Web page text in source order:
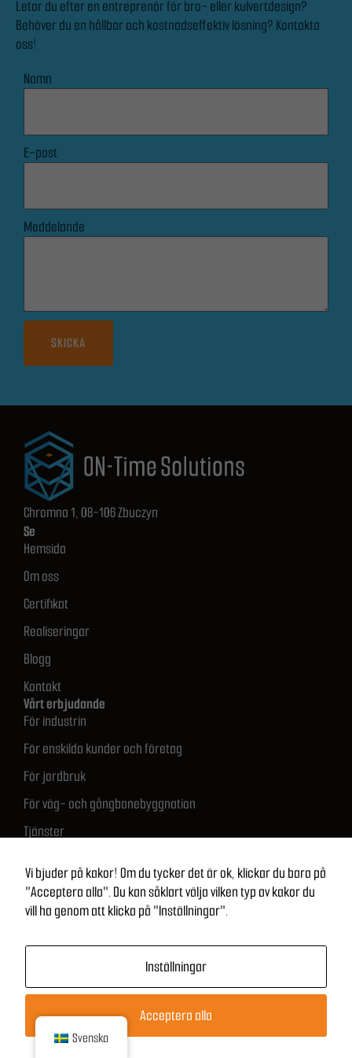
Letar du efter en entreprenör för bro- eller kulvertdesign?
Behöver du en hållbar och kostnadseffektiv lösning? Kontakta
oss!
Namn
E-post
Meddelande
SKICKA
Chromna 1, 08-106 Zbuczyn
Se
Hemsida
Om oss
Certifikat
Realiseringar
Blogg
Kontakt
Vårt erbjudande
För industrin
För enskilda kunder och företag
För jordbruk
För väg- och gångbanebyggnation
Tjänster
512 683 681
biuro@ontimesolutions.pl
NIP: 821 269 24 55
Upphovsrätt 2026 ON-Time lösningar
Vi bjuder på kakor! Om du tycker det är ok, klickar du bara på
"Acceptera alla". Du kan såklart välja vilken typ av kakor du
vill ha genom att klicka på "Inställningar".
Inställningar
Acceptera alla
och erbjudanden.
Svenska